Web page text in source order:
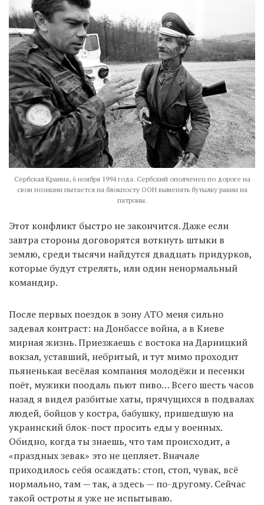
Сербская Краина, 6 ноября 1994 года. Сербский ополченец по дороге на
свои позиции пытается на блокпосту ООН выменять бутылку ракии на
патроны.
Этот конфликт быстро не закончится. Даже если
завтра стороны договорятся воткнуть штыки в
землю, среди тысячи найдутся двадцать придурков,
которые будут стрелять, или один ненормальный
командир.
После первых поездок в зону АТО меня сильно
задевал контраст: на Донбассе война, а в Киеве
мирная жизнь. Приезжаешь с востока на Дарницкий
вокзал, уставший, небритый, и тут мимо проходит
пьяненькая весёлая компания молодёжи и песенки
поёт, мужики поодаль пьют пиво… Всего шесть часов
назад я видел разбитые хаты, прячущихся в подвалах
людей, бойцов у костра, бабушку, пришедшую на
украинский блок-пост просить еды у военных.
Обидно, когда ты знаешь, что там происходит, а
«праздных зевак» это не цепляет. Вначале
приходилось себя осаждать: стоп, стоп, чувак, всё
нормально, там — так, а здесь — по-другому. Сейчас
такой остроты я уже не испытываю.